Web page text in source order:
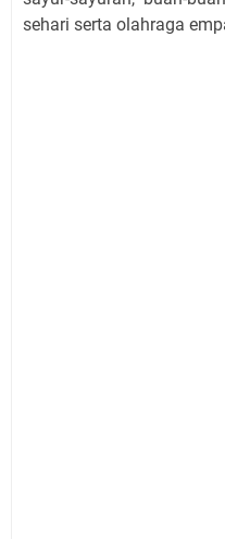
sehari serta olahraga